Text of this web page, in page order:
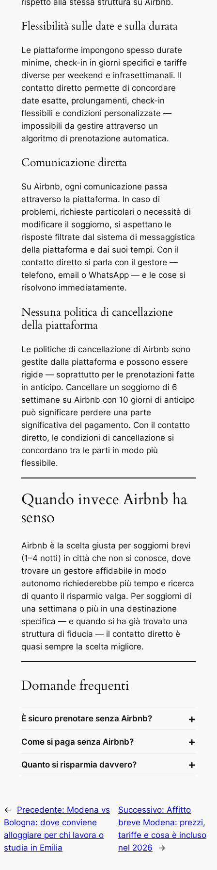
Flessibilità sulle date e sulla durata
Le piattaforme impongono spesso durate
minime, check-in in giorni specifici e tariffe
diverse per weekend e infrasettimanali. Il
contatto diretto permette di concordare
date esatte, prolungamenti, check-in
flessibili e condizioni personalizzate —
impossibili da gestire attraverso un
algoritmo di prenotazione automatica.
Comunicazione diretta
Su Airbnb, ogni comunicazione passa
attraverso la piattaforma. In caso di
problemi, richieste particolari o necessità di
modificare il soggiorno, si aspettano le
risposte filtrate dal sistema di messaggistica
della piattaforma e dai suoi tempi. Con il
contatto diretto si parla con il gestore —
telefono, email o WhatsApp — e le cose si
risolvono immediatamente.
Nessuna politica di cancellazione
della piattaforma
Le politiche di cancellazione di Airbnb sono
gestite dalla piattaforma e possono essere
rigide — soprattutto per le prenotazioni fatte
in anticipo. Cancellare un soggiorno di 6
settimane su Airbnb con 10 giorni di anticipo
può significare perdere una parte
significativa del pagamento. Con il contatto
diretto, le condizioni di cancellazione si
concordano tra le parti in modo più
flessibile.
Quando invece Airbnb ha
senso
Airbnb è la scelta giusta per soggiorni brevi
(1–4 notti) in città che non si conosce, dove
trovare un gestore affidabile in modo
autonomo richiederebbe più tempo e ricerca
di quanto il risparmio valga. Per soggiorni di
una settimana o più in una destinazione
specifica — e quando si ha già trovato una
struttura di fiducia — il contatto diretto è
quasi sempre la scelta migliore.
Domande frequenti
È sicuro prenotare senza Airbnb?
Come si paga senza Airbnb?
Quanto si risparmia davvero?
← Precedente: Modena vs
Bologna: dove conviene
alloggiare per chi lavora o
studia in Emilia
Successivo: Affitto
breve Modena: prezzi,
tariffe e cosa è incluso
nel 2026
→